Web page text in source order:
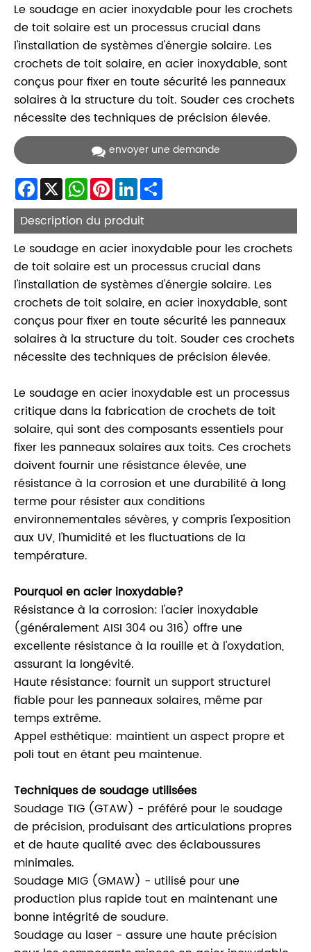
Le soudage en acier inoxydable pour les crochets
de toit solaire est un processus crucial dans
l'installation de systèmes d'énergie solaire. Les
crochets de toit solaire, en acier inoxydable, sont
conçus pour fixer en toute sécurité les panneaux
solaires à la structure du toit. Souder ces crochets
nécessite des techniques de précision élevée.
envoyer une demande
Facebook
X WhatsApp
Pinterest
LinkedIn
Description du produit
Le soudage en acier inoxydable pour les crochets
de toit solaire est un processus crucial dans
l'installation de systèmes d'énergie solaire. Les
crochets de toit solaire, en acier inoxydable, sont
conçus pour fixer en toute sécurité les panneaux
solaires à la structure du toit. Souder ces crochets
nécessite des techniques de précision élevée.
Le soudage en acier inoxydable est un processus
critique dans la fabrication de crochets de toit
solaire, qui sont des composants essentiels pour
fixer les panneaux solaires aux toits. Ces crochets
doivent fournir une résistance élevée, une
résistance à la corrosion et une durabilité à long
terme pour résister aux conditions
environnementales sévères, y compris l'exposition
aux UV, l'humidité et les fluctuations de la
température.
Pourquoi en acier inoxydable?
Résistance à la corrosion: l'acier inoxydable
(généralement AISI 304 ou 316) offre une
excellente résistance à la rouille et à l'oxydation,
assurant la longévité.
Haute résistance: fournit un support structurel
fiable pour les panneaux solaires, même par
temps extrême.
Appel esthétique: maintient un aspect propre et
poli tout en étant peu maintenue.
Techniques de soudage utilisées
Soudage TIG (GTAW) - préféré pour le soudage
de précision, produisant des articulations propres
et de haute qualité avec des éclaboussures
minimales.
Soudage MIG (GMAW) - utilisé pour une
production plus rapide tout en maintenant une
bonne intégrité de soudure.
Soudage au laser - assure une haute précision